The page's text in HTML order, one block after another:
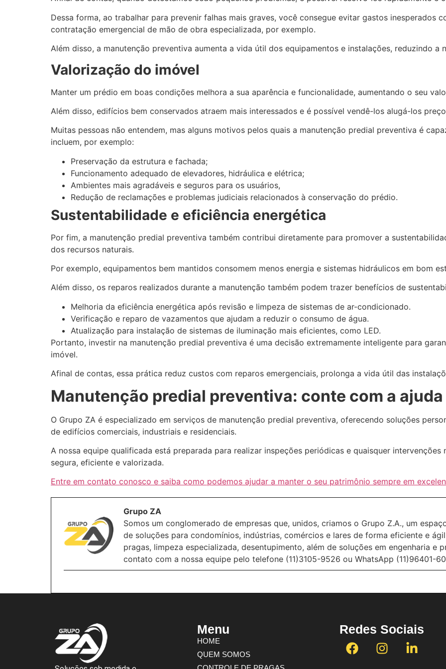
Dessa forma, ao trabalhar para prevenir falhas mais graves, você consegue evitar gastos inesperados
contratação emergencial de mão de obra especializada, por exemplo.
Além disso, a manutenção preventiva aumenta a vida útil dos equipamentos e instalações, reduzindo a
Valorização do imóvel
Manter um prédio em boas condições melhora a sua aparência e funcionalidade, aumentando o seu
Além disso, edifícios bem conservados atraem mais interessados e é possível vendê-los alugá-los
Muitas pessoas não entendem, mas alguns motivos pelos quais a manutenção predial preventiva é
incluem, por exemplo:
Preservação da estrutura e fachada;
Funcionamento adequado de elevadores, hidráulica e elétrica;
Ambientes mais agradáveis e seguros para os usuários,
Redução de reclamações e problemas judiciais relacionados à conservação do prédio.
Sustentabilidade e eficiência energética
Por fim, a manutenção predial preventiva também contribui diretamente para promover a
dos recursos naturais.
Por exemplo, equipamentos bem mantidos consomem menos energia e sistemas hidráulicos em bom
Além disso, os reparos realizados durante a manutenção também podem trazer benefícios de
Melhoria da eficiência energética após revisão e limpeza de sistemas de ar-condicionado.
Verificação e reparo de vazamentos que ajudam a reduzir o consumo de água.
Atualização para instalação de sistemas de iluminação mais eficientes, como LED.
Portanto, investir na manutenção predial preventiva é uma decisão extremamente inteligente para
imóvel.
Afinal de contas, essa prática reduz custos com reparos emergenciais, prolonga a vida útil das
Manutenção predial preventiva: conte com a
O Grupo ZA é especializado em serviços de manutenção predial preventiva, oferecendo soluções
de edifícios comerciais, industriais e residenciais.
A nossa equipe qualificada está preparada para realizar inspeções periódicas e quaisquer intervenções
segura, eficiente e valorizada.
Entre em contato conosco e saiba como podemos ajudar a manter o seu patrimônio sempre em
Grupo ZA
Somos um conglomerado de empresas que, unidos, criamos o Grupo Z.A., um
de soluções para condomínios, indústrias, comércios e lares de forma eficiente e
pragas, limpeza especializada, desentupimento, além de soluções em engenharia e
contato com a nossa equipe pelo telefone (11)3105-9526 ou WhatsApp (11)96401-
Menu
HOME
QUEM SOMOS
Redes Sociais